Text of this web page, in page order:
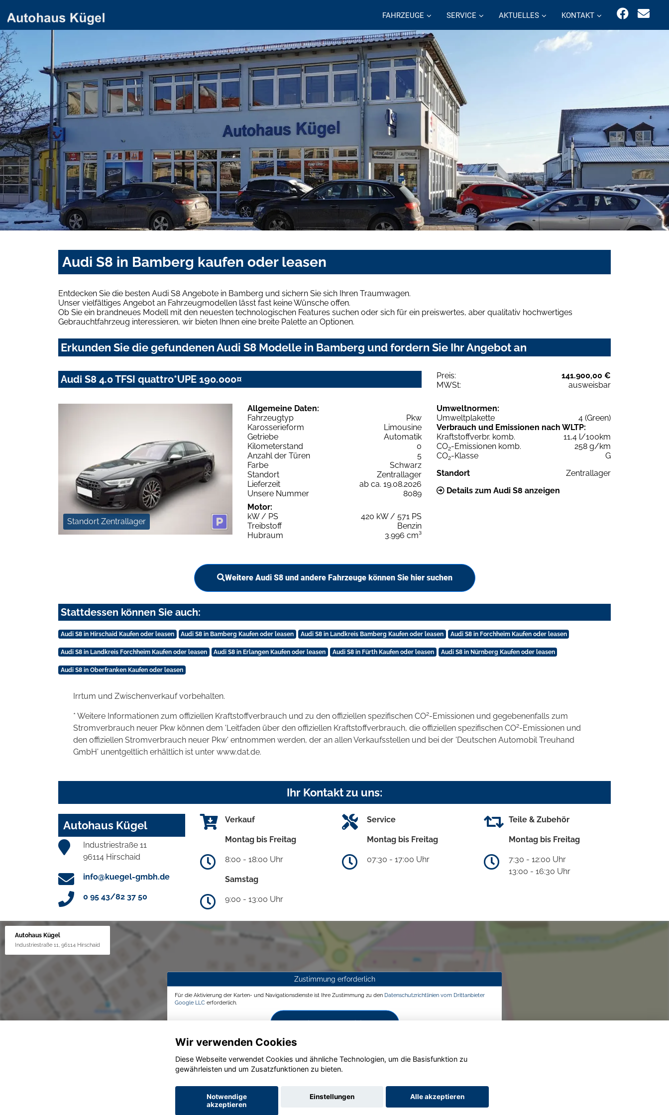
FAHRZEUGE SERVICE AKTUELLES KONTAKT
Audi S8 in Bamberg kaufen oder leasen
Entdecken Sie die besten Audi S8 Angebote in Bamberg und sichern Sie sich Ihren Traumwagen.
Unser vielfältiges Angebot an Fahrzeugmodellen lässt fast keine Wünsche offen.
Ob Sie ein brandneues Modell mit den neuesten technologischen Features suchen oder sich für ein preiswertes, aber qualitativ hochwertiges
Gebrauchtfahrzeug interessieren, wir bieten Ihnen eine breite Palette an Optionen.
Erkunden Sie die gefundenen Audi S8 Modelle in Bamberg und fordern Sie Ihr Angebot an
Audi S8 4.0 TFSI quattro*UPE 190.000¤ Preis:
141.900,00 €
MWSt:
ausweisbar
Standort Zentrallager
Allgemeine Daten:
Fahrzeugtyp
Pkw
Karosserieform
Limousine
Getriebe
Automatik
Kilometerstand
0
Anzahl der Türen
5
Farbe
Schwarz
Standort
Zentrallager
Lieferzeit
ab ca. 19.08.2026
Unsere Nummer
8089
Motor:
kW / PS
420 kW / 571 PS
Treibstoff
Benzin
Hubraum
3.996 cm³
Umweltnormen:
Umweltplakette
4 (Green)
Verbrauch und Emissionen nach WLTP:
Kraftstoffverbr. komb.
11,4 l/100km
CO2-Emissionen komb.
258 g/km
CO2-Klasse
G
Standort
Zentrallager
Details zum Audi S8 anzeigen
Weitere Audi S8 und andere Fahrzeuge können Sie hier suchen
Stattdessen können Sie auch:
Audi S8 in Hirschaid Kaufen oder leasen Audi S8 in Bamberg Kaufen oder leasen Audi S8 in Landkreis Bamberg Kaufen oder leasen Audi S8 in Forchheim Kaufen oder leasen
Audi S8 in Landkreis Forchheim Kaufen oder leasen Audi S8 in Erlangen Kaufen oder leasen Audi S8 in Fürth Kaufen oder leasen Audi S8 in Nürnberg Kaufen oder leasen
Audi S8 in Oberfranken Kaufen oder leasen
Irrtum und Zwischenverkauf vorbehalten.
* Weitere Informationen zum offiziellen Kraftstoffverbrauch und zu den offiziellen spezifischen CO2-Emissionen und gegebenenfalls zum
Stromverbrauch neuer Pkw können dem 'Leitfaden über den offiziellen Kraftstoffverbrauch, die offiziellen spezifischen CO2-Emissionen und
den offiziellen Stromverbrauch neuer Pkw' entnommen werden, der an allen Verkaufsstellen und bei der 'Deutschen Automobil Treuhand
GmbH' unentgeltlich erhältlich ist unter www.dat.de.
Ihr Kontakt zu uns:
Autohaus Kügel
Industriestraße 11
96114 Hirschaid
info@kuegel-gmbh.de
0 95 43/82 37 50
Verkauf
Montag bis Freitag
8:00 - 18:00 Uhr
Samstag
9:00 - 13:00 Uhr
Service
Montag bis Freitag
07:30 - 17:00 Uhr
Teile & Zubehör
Montag bis Freitag
7:30 - 12:00 Uhr
13:00 - 16:30 Uhr
Autohaus Kügel
Industriestraße 11, 96114 Hirschaid
Zustimmung erforderlich
Für die Aktivierung der Karten- und Navigationsdienste ist Ihre Zustimmung zu den Datenschutzrichtlinien vom Drittanbieter
Google LLC erforderlich.
Wir verwenden Cookies
Diese Webseite verwendet Cookies und ähnliche Technologien, um die Basisfunktion zu
gewährleisten und um Zusatzfunktionen zu bieten.
Notwendige
akzeptieren
Einstellungen Alle akzeptieren